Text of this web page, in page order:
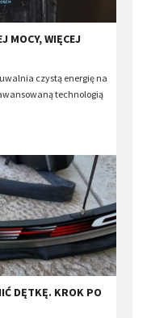
MOCY, WIĘCEJ
czystą energię na
technologią
DĘTKĘ. KROK PO